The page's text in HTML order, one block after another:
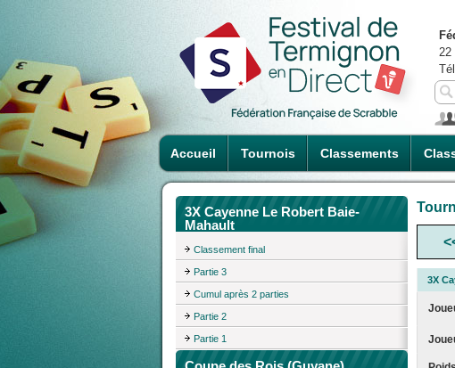
Accueil Tournois Classements
22
3X Cayenne Le Robert Baie-
Mahault
Classement final
Partie 3
Cumul après 2 parties
Partie 2
Partie 1
3X